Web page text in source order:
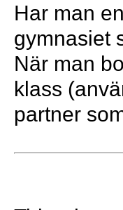
Har man
gymnasiet
När man
klass
partner